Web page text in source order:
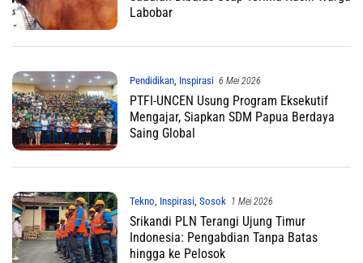
Labobar
Pendidikan, Inspirasi 6 Mei 2026
PTFI-UNCEN Usung Program Eksekutif
Mengajar, Siapkan SDM Papua Berdaya
Saing Global
Tekno, Inspirasi, Sosok 1 Mei 2026
Srikandi PLN Terangi Ujung Timur
Indonesia: Pengabdian Tanpa Batas
hingga ke Pelosok